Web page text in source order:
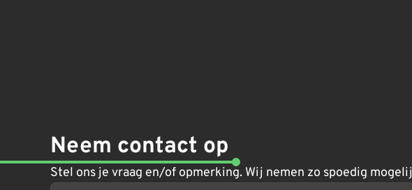
Neem contact op
Stel ons je vraag en/of opmerking. Wij nemen zo spoedig